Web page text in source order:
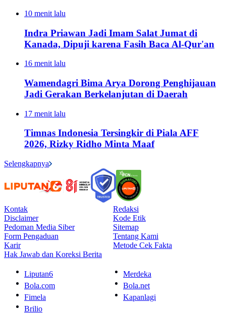
10 menit lalu
Indra Priawan Jadi Imam Salat Jumat di
Kanada, Dipuji karena Fasih Baca Al-Qur'an
16 menit lalu
Wamendagri Bima Arya Dorong Penghijauan
Jadi Gerakan Berkelanjutan di Daerah
17 menit lalu
Timnas Indonesia Tersingkir di Piala AFF
2026, Rizky Ridho Minta Maaf
Selengkapnya
Kontak
Redaksi
Disclaimer
Kode Etik
Pedoman Media Siber
Sitemap
Form Pengaduan
Tentang Kami
Karir
Metode Cek Fakta
Hak Jawab dan Koreksi Berita
Liputan6
Merdeka
Bola.com
Bola.net
Fimela
Kapanlagi
Brilio